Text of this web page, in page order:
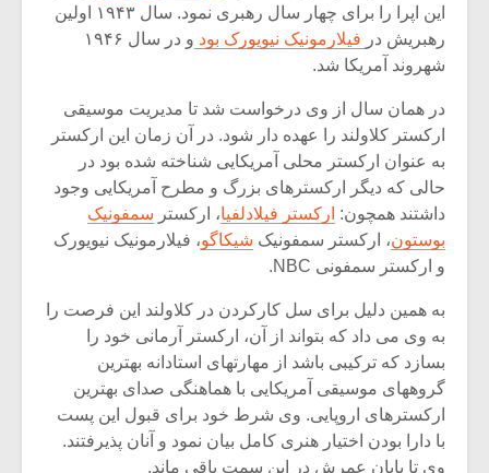
این اپرا را برای چهار سال رهبری نمود. سال ۱۹۴۳ اولین
رهبریش در فیلارمونیک نیویورک بود
و در سال ۱۹۴۶
شهروند آمریکا شد.
در همان سال از وی درخواست شد تا مدیریت موسیقی
ارکستر کلاولند را عهده دار شود. در آن زمان این ارکستر
به عنوان ارکستر محلی آمریکایی شناخته شده بود در
حالی که دیگر ارکسترهای بزرگ و مطرح آمریکایی وجود
داشتند همچون: ارکستر فیلادلفیا، ارکستر سمفونیک
بوستون، ارکستر سمفونیک شیکاگو، فیلارمونیک نیویورک
و ارکستر سمفونی NBC.
به همین دلیل برای سل کارکردن در کلاولند این فرصت را
به وی می داد که بتواند از آن، ارکستر آرمانی خود را
بسازد که ترکیبی باشد از مهارتهای استادانه بهترین
گروههای موسیقی آمریکایی با هماهنگی صدای بهترین
ارکسترهای اروپایی. وی شرط خود برای قبول این پست
با دارا بودن اختیار هنری کامل بیان نمود و آنان پذیرفتند.
وی تا پایان عمرش در این سمت باقی ماند.
متن فیلم «متری
شیش و نیم»
اگر نمی توانی
مشهورترین باشی،
بدنام ترین باش
موسیقی
موسیقی